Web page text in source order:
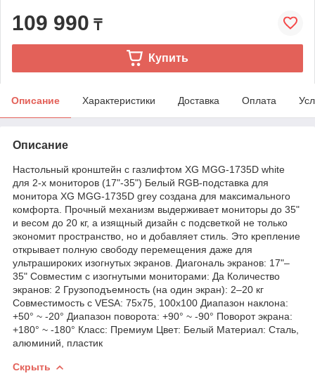
109 990 ₸
Купить
Описание Характеристики Доставка Оплата
Описание
Настольный кронштейн с газлифтом XG MGG-1735D white
для 2-х мониторов (17"-35") Белый RGB-подставка для
монитора XG MGG-1735D grey создана для максимального
комфорта. Прочный механизм выдерживает мониторы до 35"
и весом до 20 кг, а изящный дизайн с подсветкой не только
экономит пространство, но и добавляет стиль. Это крепление
открывает полную свободу перемещения даже для
ультрашироких изогнутых экранов. Диагональ экранов: 17"–
35" Совместим с изогнутыми мониторами: Да Количество
экранов: 2 Грузоподъемность (на один экран): 2–20 кг
Совместимость с VESA: 75x75, 100x100 Диапазон наклона:
+50° ~ -20° Диапазон поворота: +90° ~ -90° Поворот экрана:
+180° ~ -180° Класс: Премиум Цвет: Белый Материал: Сталь,
алюминий, пластик
Скрыть